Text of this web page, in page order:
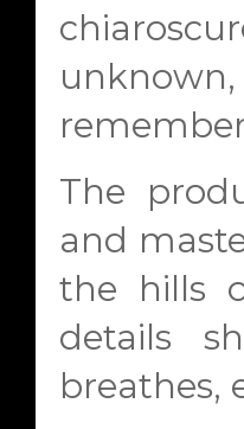
The
and
the hills
details
breathes,